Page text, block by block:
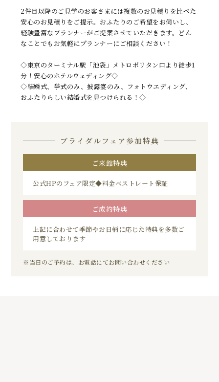
2件目以降のご見学のお客さまには複数のお見積りを比べた
安心のお見積りをご提示。おふたりのご希望をお伺いし、
経験豊富なプランナーがご提案させていただきます。どん
なことでもお気軽にプランナーにご相談ください！
◇東京のターミナル駅「池袋」メトロポリタン口より徒歩1
分！安心のホテルウェディング◇
◇結婚式、挙式のみ、披露宴のみ、フォトウエディング、
おふたりらしい結婚式を見つけられる！◇
ブライダルフェア参加特典
ご来館特典
公式HPのフェア限定◆料金ベストレート保証
ご成約特典
上記に合わせて季節やお日柄に応じた特典を多数ご
用意しております
※当日のご予約は、お電話にてお問い合わせください